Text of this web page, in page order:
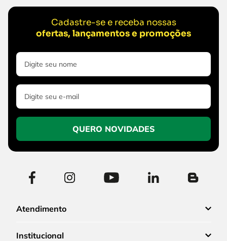
Cadastre-se e receba nossas
ofertas, lançamentos e promoções
QUERO NOVIDADES
Atendimento
Institucional